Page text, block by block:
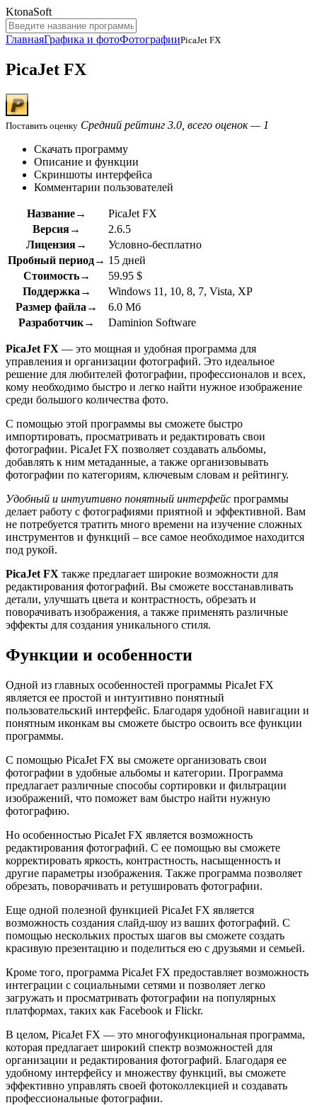
KtonaSoft
ГлавнаяГрафика и фотоФотографииPicaJet FX
PicaJet FX
Поставить оценку Средний рейтинг 3.0, всего оценок — 1
Скачать программу
Описание и функции
Скриншоты интерфейса
Комментарии пользователей
Название→
PicaJet FX
Версия→
2.6.5
Лицензия→
Условно-бесплатно
Пробный период→ 15 дней
Стоимость→
59.95 $
Поддержка→
Windows 11, 10, 8, 7, Vista, XP
Размер файла→
6.0 Мб
Разработчик→
Daminion Software
PicaJet FX — это мощная и удобная программа для
управления и организации фотографий. Это идеальное
решение для любителей фотографии, профессионалов и всех,
кому необходимо быстро и легко найти нужное изображение
среди большого количества фото.
С помощью этой программы вы сможете быстро
импортировать, просматривать и редактировать свои
фотографии. PicaJet FX позволяет создавать альбомы,
добавлять к ним метаданные, а также организовывать
фотографии по категориям, ключевым словам и рейтингу.
Удобный и интуитивно понятный интерфейс программы
делает работу с фотографиями приятной и эффективной. Вам
не потребуется тратить много времени на изучение сложных
инструментов и функций – все самое необходимое находится
под рукой.
PicaJet FX также предлагает широкие возможности для
редактирования фотографий. Вы сможете восстанавливать
детали, улучшать цвета и контрастность, обрезать и
поворачивать изображения, а также применять различные
эффекты для создания уникального стиля.
Функции и особенности
Одной из главных особенностей программы PicaJet FX
является ее простой и интуитивно понятный
пользовательский интерфейс. Благодаря удобной навигации и
понятным иконкам вы сможете быстро освоить все функции
программы.
С помощью PicaJet FX вы сможете организовать свои
фотографии в удобные альбомы и категории. Программа
предлагает различные способы сортировки и фильтрации
изображений, что поможет вам быстро найти нужную
фотографию.
Но особенностью PicaJet FX является возможность
редактирования фотографий. С ее помощью вы сможете
корректировать яркость, контрастность, насыщенность и
другие параметры изображения. Также программа позволяет
обрезать, поворачивать и ретушировать фотографии.
Еще одной полезной функцией PicaJet FX является
возможность создания слайд-шоу из ваших фотографий. С
помощью нескольких простых шагов вы сможете создать
красивую презентацию и поделиться ею с друзьями и семьей.
Кроме того, программа PicaJet FX предоставляет возможность
интеграции с социальными сетями и позволяет легко
загружать и просматривать фотографии на популярных
платформах, таких как Facebook и Flickr.
В целом, PicaJet FX — это многофункциональная программа,
которая предлагает широкий спектр возможностей для
организации и редактирования фотографий. Благодаря ее
удобному интерфейсу и множеству функций, вы сможете
эффективно управлять своей фотоколлекцией и создавать
профессиональные фотографии.